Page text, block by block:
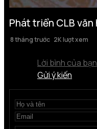
Phát triển CLB
8 tháng trước 2K lượt xem
Lời bình của bạn
Gửi ý kiến